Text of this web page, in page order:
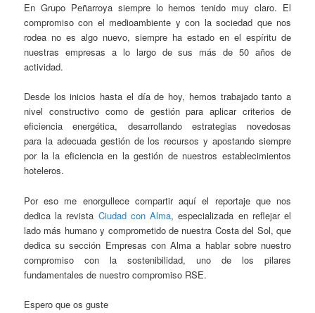
En Grupo Peñarroya siempre lo hemos tenido muy claro. El
compromiso con el medioambiente y con la sociedad que nos
rodea no es algo nuevo, siempre ha estado en el espíritu de
nuestras empresas a lo largo de sus más de 50 años de
actividad.
Desde los inicios hasta el día de hoy, hemos trabajado tanto a
nivel constructivo como de gestión para aplicar criterios de
eficiencia energética, desarrollando estrategias novedosas
para la adecuada gestión de los recursos y apostando siempre
por la la eficiencia en la gestión de nuestros establecimientos
hoteleros.
Por eso me enorgullece compartir aquí el reportaje que nos
dedica la revista Ciudad con Alma, especializada en reflejar el
lado más humano y comprometido de nuestra Costa del Sol, que
dedica su sección Empresas con Alma a hablar sobre nuestro
compromiso con la sostenibilidad, uno de los pilares
fundamentales de nuestro compromiso RSE.
Espero que os guste